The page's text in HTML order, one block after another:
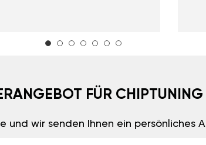
FÜR CHIPTUNING
und wir senden Ihnen ein persönliches